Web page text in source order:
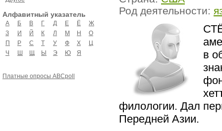
Алфавитный указатель
А Б В Г Д Е Ё
Ж
З
И Й К Л М Н
О
П
Р С Т У Ф Х
Ц
Ч
Ш Щ Ы Э Ю Я
Платные опросы ABCpoll
Род деятельности:
в
филологии. Дал
Передней Азии.